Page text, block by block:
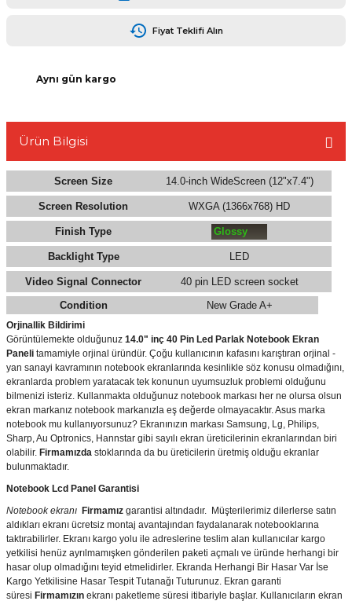
Fiyat Teklifi Alın
Aynı gün kargo
Ürün Bilgisi
Screen Size 14.0-inch WideScreen (12"x7.4")
Screen Resolution WXGA (1366x768) HD
Finish Type Glossy
Backlight Type LED
Video Signal Connector
40 pin LED screen socket
Condition
New Grade A+
Orjinallik Bildirimi
Görüntülemekte olduğunuz 14.0" inç 40 Pin Led Parlak Notebook Ekran
Paneli tamamiyle orjinal üründür. Çoğu kullanıcının kafasını karıştıran orjinal -
yan sanayi kavramının notebook ekranlarında kesinlikle söz konusu olmadığını,
ekranlarda problem yaratacak tek konunun uyumsuzluk problemi olduğunu
bilmenizi isteriz. Kullanmakta olduğunuz notebook markası her ne olursa olsun
ekran markanız notebook markanızla eş değerde olmayacaktır. Asus marka
notebook mu kullanıyorsunuz? Ekranınızın markası Samsung, Lg, Philips,
Sharp, Au Optronics, Hannstar gibi sayılı ekran üreticilerinin ekranlarından biri
olabilir. Firmamızda stoklarında da bu üreticilerin üretmiş olduğu ekranlar
bulunmaktadır.
Notebook Lcd Panel Garantisi
Notebook ekranı Firmamız garantisi altındadır. Müşterilerimiz dilerlerse satın
aldıkları ekranı ücretsiz montaj avantajından faydalanarak notebooklarına
taktırabilirler. Ekranı kargo yolu ile adreslerine teslim alan kullanıcılar kargo
yetkilisi henüz ayrılmamışken gönderilen paketi açmalı ve üründe herhangi bir
hasar olup olmadığını teyid etmelidirler. Ekranda Herhangi Bir Hasar Var İse
Kargo Yetkilisine Hasar Tespit Tutanağı Tuturunuz. Ekran garanti
süresi Firmamızın ekranı paketleme süresi itibariyle başlar. Kullanıcıların ekran